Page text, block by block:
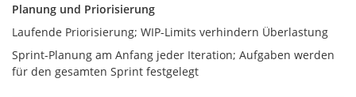
Planung und Priorisierung
Laufende Priorisierung; WIP-Limits verhindern Überlastung
Sprint-Planung am Anfang jeder Iteration; Aufgaben werden
für den gesamten Sprint festgelegt